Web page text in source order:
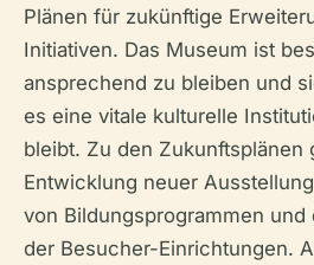
Plänen für zukünftige
Initiativen. Das Museum ist
ansprechend zu bleiben und
es eine vitale kulturelle
bleibt. Zu den Zukunftsplänen
Entwicklung neuer
von Bildungsprogrammen und
der Besucher-Einrichtungen.